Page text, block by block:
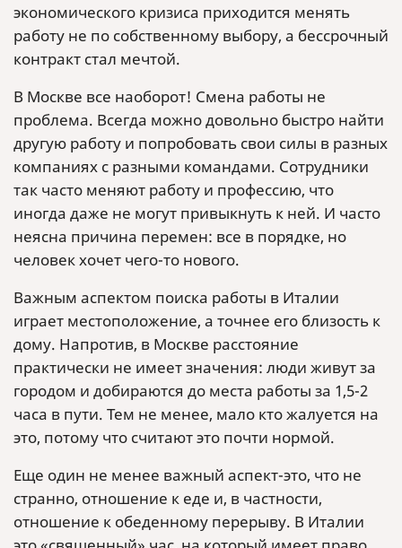
экономического кризиса приходится менять
работу не по собственному выбору, а бессрочный
контракт стал мечтой.
В Москве все наоборот! Смена работы не
проблема. Всегда можно довольно быстро найти
другую работу и попробовать свои силы в разных
компаниях с разными командами. Сотрудники
так часто меняют работу и профессию, что
иногда даже не могут привыкнуть к ней. И часто
неясна причина перемен: все в порядке, но
человек хочет чего-то нового.
Важным аспектом поиска работы в Италии
играет местоположение, а точнее его близость к
дому. Напротив, в Москве расстояние
практически не имеет значения: люди живут за
городом и добираются до места работы за 1,5-2
часа в пути. Тем не менее, мало кто жалуется на
это, потому что считают это почти нормой.
Еще один не менее важный аспект-это, что не
странно, отношение к еде и, в частности,
отношение к обеденному перерыву. В Италии